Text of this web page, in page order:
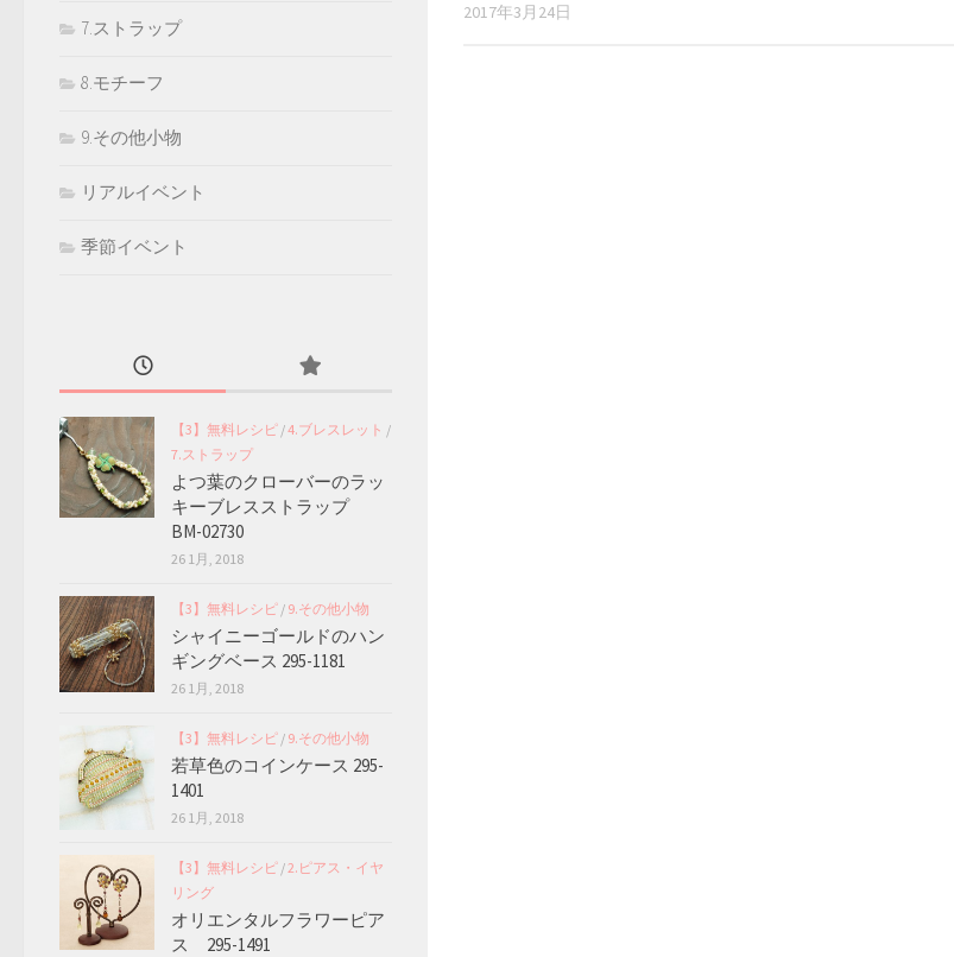
2017年3月24日
7.ストラップ
8.モチーフ
9.その他小物
リアルイベント
季節イベント
【3】無料レシピ /4.ブレスレット /
7.ストラップ
よつ葉のクローバーのラッ
キーブレスストラップ
BM-02730
26 1月, 2018
【3】無料レシピ / 9.その他小物
シャイニーゴールドのハン
ギングベース 295-1181
26 1月, 2018
【3】無料レシピ / 9.その他小物
若草色のコインケース 295-
1401
26 1月, 2018
【3】無料レシピ /2.ピアス・イヤ
リング
オリエンタルフラワーピア
ス 295-1491